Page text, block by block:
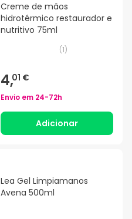
Creme de mãos
hidrotérmico restaurador e
nutritivo 75ml
(1)
4,01 €
Envio em 24-72h
Adicionar
Lea Gel Limpiamanos
Avena 500ml